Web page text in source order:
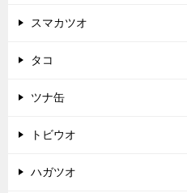
スマカツオ
タコ
ツナ缶
トビウオ
ハガツオ